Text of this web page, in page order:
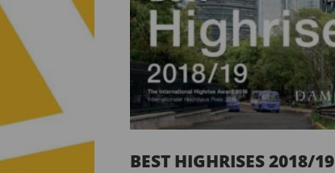
BEST HIGHRISES 2018/19